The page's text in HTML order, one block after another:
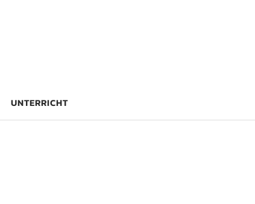
UNTERRICHT